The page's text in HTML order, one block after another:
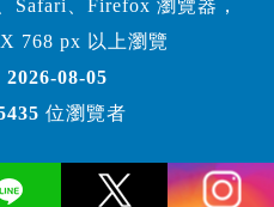
Safari、Firefox 瀏覽器，
768 px 以上瀏覽
2026-08-05
位瀏覽者